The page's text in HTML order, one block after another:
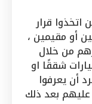
قرار
أو مقيمين ،
من خلال
شققًا او
أن يعرفوا
بعد ذلك